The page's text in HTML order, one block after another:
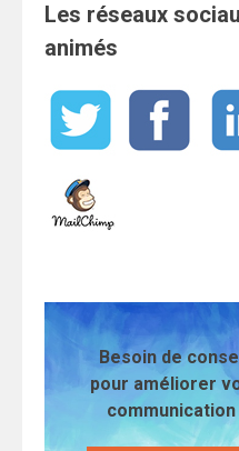
Les réseaux
animés
Besoin de
pour améliorer
communication